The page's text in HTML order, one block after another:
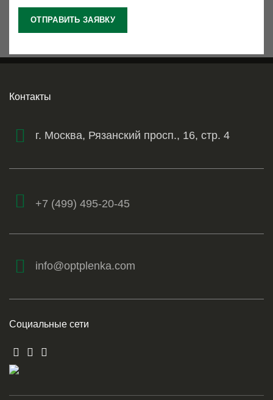
Контакты
г. Москва, Рязанский просп., 16, стр. 4
+7 (499) 495-20-45
info@optplenka.com
Социальные сети